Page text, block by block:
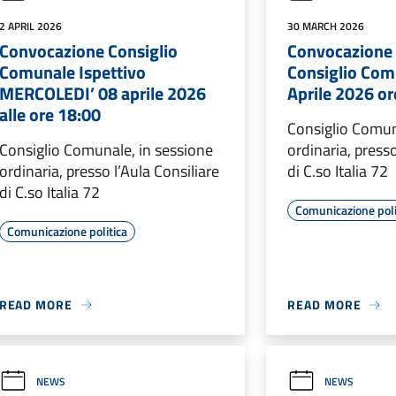
APRIL 2026
Consiglio
Ispettivo
08 aprile 2026
ore 18:00
Comunale, in sessione
presso l’Aula Consiliare
C.so Italia 72
Comunicazione politica
MORE
30 MARCH 2026
Consiglio
Aprile 2026
Consiglio
ordinaria,
di C.so Italia 72
Comunicazione
READ MORE
NEWS NEWS